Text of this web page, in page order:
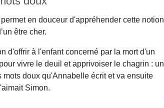
en douceur d'appréhender cette notion
être cher.
d'offrir à l'enfant concerné par la mort d'un
vivre le deuil et apprivoiser le chagrin : un
doux qu'Annabelle écrit et va ensuite
Simon.